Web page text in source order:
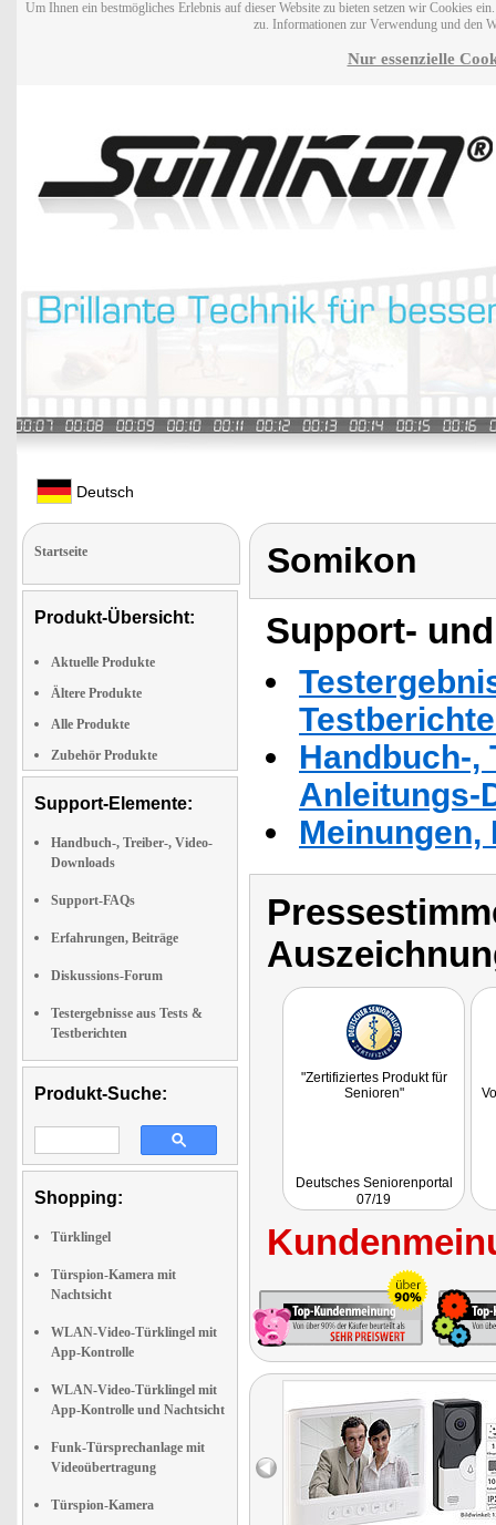
Um Ihnen ein bestmögliches Erlebnis auf dieser Website zu bieten setzen wir Cookies
zu. Informationen zur Verwendung und den
Nur essenzielle
Deutsch
Startseite
Produkt-Übersicht:
Aktuelle Produkte
Ältere Produkte
Alle Produkte
Zubehör Produkte
Support-Elemente:
Handbuch-, Treiber-, Video-
Downloads
Support-FAQs
Erfahrungen, Beiträge
Diskussions-Forum
Testergebnisse aus Tests &
Testberichten
Produkt-Suche:
Shopping:
Türklingel
Türspion-Kamera mit
Nachtsicht
WLAN-Video-Türklingel mit
App-Kontrolle
WLAN-Video-Türklingel mit
App-Kontrolle und Nachtsicht
Funk-Türsprechanlage mit
Videoübertragung
Türspion-Kamera
Somikon
Support-
Handbuch-,
Anleitungs-
"Zertifiziertes Produkt für
Senioren"
Deutsches Seniorenportal
07/19